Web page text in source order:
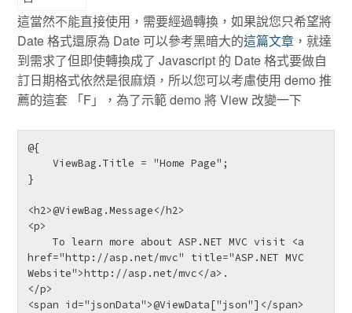
這當然不能直接使用，需要經過轉換，如果說您只希望將
Date 格式還原為 Date 可以參考黑暗大的這篇文章 ，就達
到需求了但即使轉換成了 Javascript 的 Date 格式要做自
訂日期格式依然是很麻煩，所以您可以考慮使用 demo 推
薦的這套 「F」，為了示範 demo 將 View 改變一下
@{
    ViewBag.Title = "Home Page";
}
<h2>@ViewBag.Message</h2>
<p>
    To learn more about ASP.NET MVC visit <a
href="http://asp.net/mvc" title="ASP.NET MVC
Website">http://asp.net/mvc</a>.
</p>
<span id="jsonData">@ViewData["json"]</span>